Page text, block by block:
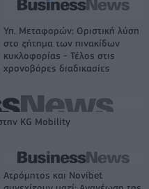
Υπ. Μεταφορών: Οριστική λύση
στο ζήτημα των πινακίδων
κυκλοφορίας - Τέλος στις
χρονοβόρες διαδικασίες
KG Mobility
Ατρόμητος και Novibet